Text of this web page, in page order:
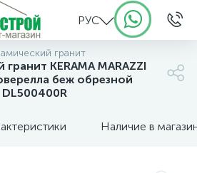
РУС
гранит
KERAMA MARAZZI
беж обрезной
DL500400R
Наличие в